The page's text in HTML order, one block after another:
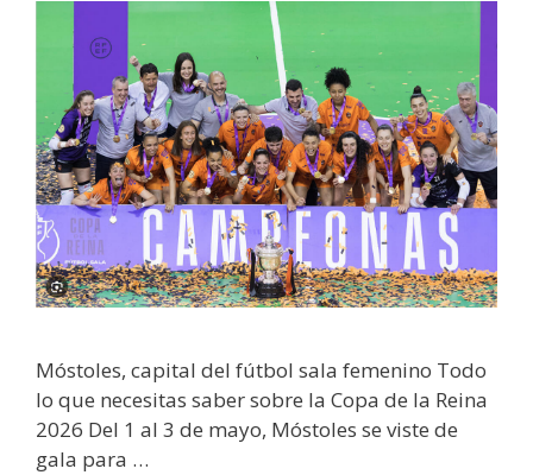
Móstoles, capital del fútbol sala femenino Todo
lo que necesitas saber sobre la Copa de la Reina
2026 Del 1 al 3 de mayo, Móstoles se viste de
gala para …